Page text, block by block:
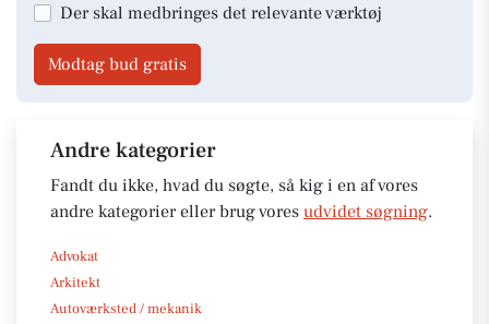
Der skal medbringes det relevante værktøj
Modtag bud gratis
Andre kategorier
Fandt du ikke, hvad du søgte, så kig i en af vores
andre kategorier eller brug vores udvidet søgning.
Advokat
Arkitekt
Autoværksted / mekanik